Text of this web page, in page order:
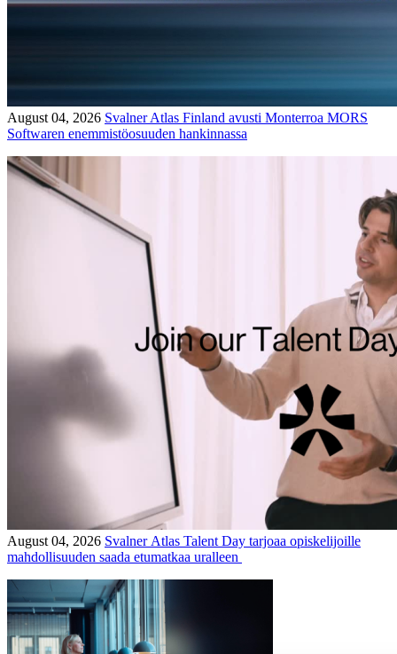
August 04, 2026 Svalner Atlas Finland avusti Monterroa MORS
Softwaren enemmistöosuuden hankinnassa
August 04, 2026 Svalner Atlas Talent Day tarjoaa opiskelijoille
mahdollisuuden saada etumatkaa uralleen